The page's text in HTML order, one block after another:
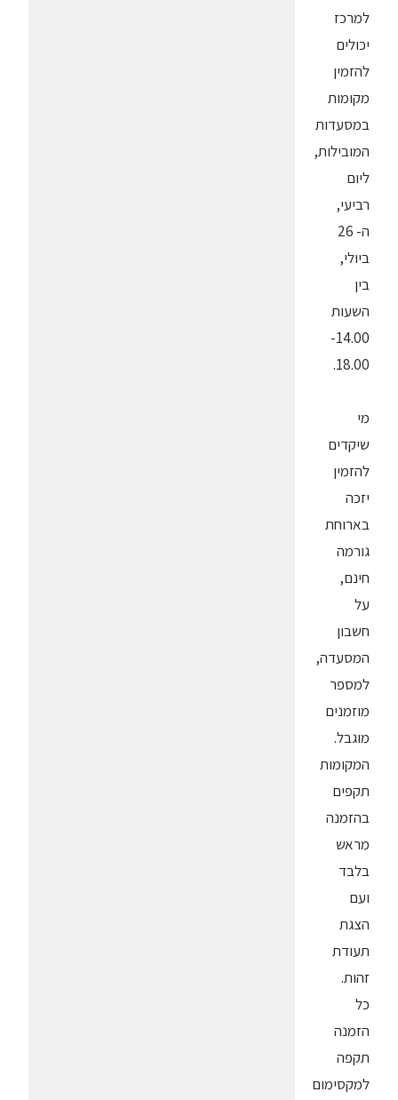
למרכז
יכולים
להזמין
מקומות
במסעדות
המובילות,
ליום
רביעי,
ה- 26
ביולי,
בין
השעות
14.00-
18.00.
מי
שיקדים
להזמין
יזכה
בארוחת
גורמה
חינם,
על
חשבון
המסעדה,
למספר
מוזמנים
מוגבל.
המקומות
תקפים
בהזמנה
מראש
בלבד
ועם
הצגת
תעודת
זהות.
כל
הזמנה
תקפה
למקסימום